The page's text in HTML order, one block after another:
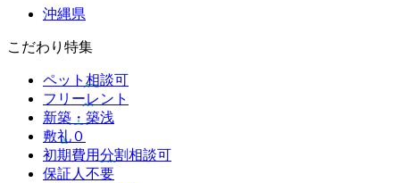
沖縄県
こだわり特集
ペット相談可
フリーレント
新築・築浅
敷礼０
初期費用分割相談可
保証人不要